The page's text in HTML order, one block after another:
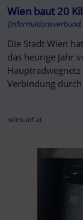
Wien baut 20
Die Stadt Wien
das heurige Jahr
Verbindung
wien.orf.at